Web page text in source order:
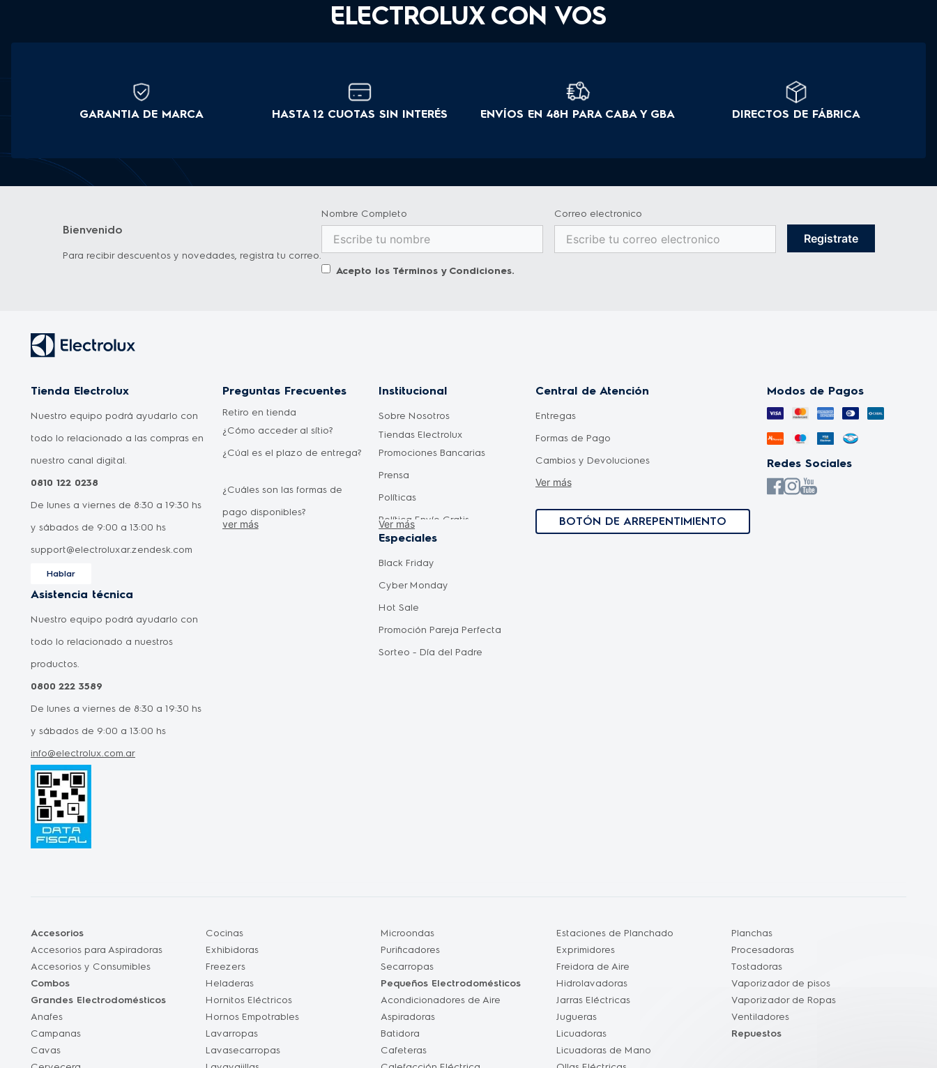
ELECTROLUX CON VOS
GARANTIA DE MARCA HASTA 12 CUOTAS SIN INTERÉS ENVÍOS EN 48H PARA CABA Y GBA DIRECTOS DE FÁBRICA
Bienvenido
Para recibir descuentos y novedades, registra tu correo.
Nombre Completo Correo electronico
Acepto los Términos y Condiciones.
Registrate
Tienda Electrolux
Nuestro equipo podrá ayudarlo con
todo lo relacionado a las compras en
nuestro canal digital.
0810 122 0238
De lunes a viernes de 8:30 a 19:30 hs
y sábados de 9:00 a 13:00 hs
support@electroluxar.zendesk.com
Hablar
Asistencia técnica
Nuestro equipo podrá ayudarlo con
todo lo relacionado a nuestros
productos.
0800 222 3589
De lunes a viernes de 8:30 a 19:30 hs
y sábados de 9:00 a 13:00 hs
info@electrolux.com.ar
Preguntas Frecuentes
Retiro en tienda
¿Cómo acceder al sítio?
¿Cúal es el plazo de entrega?
¿Cuáles son las formas de
pago disponibles?
ver más
Institucional
Sobre Nosotros
Tiendas Electrolux
Promociones Bancarias
Prensa
Políticas
Política Envío Gratis
Requisitos Ingreso Planta
Ver más
Especiales
Black Friday
Cyber Monday
Hot Sale
Promoción Pareja Perfecta
Sorteo - Día del Padre
Central de Atención
Entregas
Formas de Pago
Cambios y Devoluciones
Como comprar
Términos y Condiciones
Ver más
BOTÓN DE ARREPENTIMIENTO
Modos de Pagos
Redes Sociales
Accesorios
Accesorios para Aspiradoras
Accesorios y Consumibles
Combos
Grandes Electrodomésticos
Anafes
Campanas
Cavas
Cocinas
Exhibidoras
Freezers
Heladeras
Hornitos Eléctricos
Hornos Empotrables
Lavarropas
Lavasecarropas
Microondas
Purificadores
Secarropas
Pequeños Electrodomésticos
Acondicionadores de Aire
Aspiradoras
Batidora
Cafeteras
Estaciones de Planchado
Exprimidores
Freidora de Aire
Hidrolavadoras
Jarras Eléctricas
Jugueras
Licuadoras
Licuadoras de Mano
Planchas
Procesadoras
Tostadoras
Vaporizador de pisos
Vaporizador de Ropas
Ventiladores
Repuestos